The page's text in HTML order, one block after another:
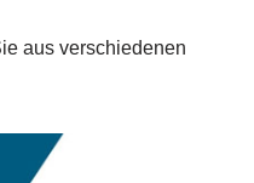
aus verschiedenen